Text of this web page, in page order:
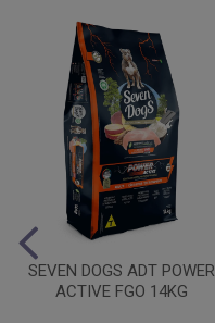
SEVEN DOGS ADT POWER
ACTIVE FGO 14KG